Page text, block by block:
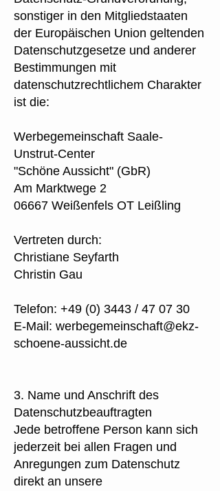
sonstiger in den Mitgliedstaaten
der Europäischen Union geltenden
Datenschutzgesetze und anderer
Bestimmungen mit
datenschutzrechtlichem Charakter
ist die:
Werbegemeinschaft Saale-
Unstrut-Center
"Schöne Aussicht" (GbR)
Am Marktwege 2
06667 Weißenfels OT Leißling
Vertreten durch:
Christiane Seyfarth
Christin Gau
Telefon: +49 (0) 3443 / 47 07 30
E-Mail: werbegemeinschaft@ekz-
schoene-aussicht.de
3. Name und Anschrift des
Datenschutzbeauftragten
Jede betroffene Person kann sich
jederzeit bei allen Fragen und
Anregungen zum Datenschutz
direkt an unsere